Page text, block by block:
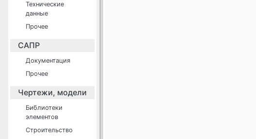
Технические
данные
Прочее
САПР
Документация
Прочее
Чертежи, модели
Библиотеки
элементов
Строительство